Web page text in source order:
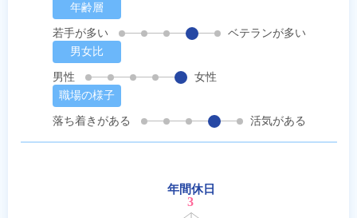
年齢層
若手が多い
ベテランが多い
男女比
男性
女性
職場の様子
落ち着きがある
活気がある